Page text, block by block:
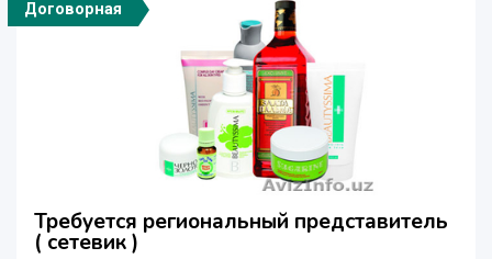
Договорная
Требуется региональный представитель
( сетевик )